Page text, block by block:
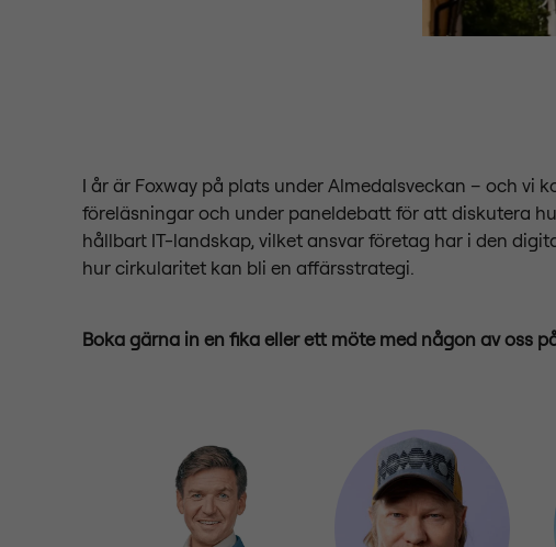
I år är Foxway på plats under Almedalsveckan – och vi
föreläsningar och under paneldebatt för att diskutera
hållbart IT-landskap, vilket ansvar företag har i den
hur cirkularitet kan bli en affärsstrategi.
Boka gärna in en fika eller ett möte med någon av oss